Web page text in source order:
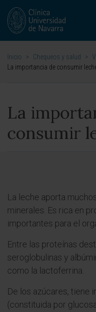
Inicio > Chequeos y salud >
La importancia de consumir
La
consumir
La leche aporta
minerales. Es rica en
importantes para el
Entre las proteínas
seroglobulinas y
como la lactoferrina.
De los azúcares, tiene
(constituida por